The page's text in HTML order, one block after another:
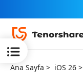
Ana Sayfa > iOS 26 >